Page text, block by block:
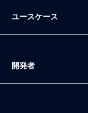
ユースケース
開発者